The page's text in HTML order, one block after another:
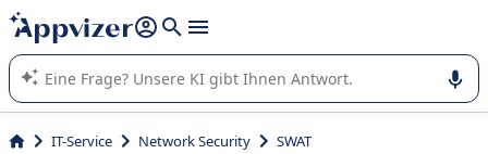
beantworten (mehrere Zeilen mit
Die KI von Appvizer führt Sie bei der Nutzung oder Auswahl
von SaaS-Software in Unternehmen.
IT-Service Network Security SWAT